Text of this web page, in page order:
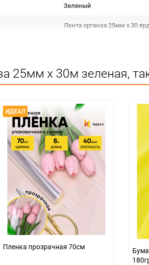
Зеленый
Лента органза 25мм х 30 ярд
Не подлежит сертификации
Особых условий не требует
5
200
шт
25мм х 30м зеленая,
ИДЕАЛ
Пленка прозрачная 70см